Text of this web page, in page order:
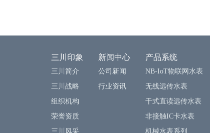
三川印象
三川简介
三川战略
组织机构
荣誉资质
三川风采
新闻中心
公司新闻
行业资讯
产品系统
NB-IoT物联网水表
无线远传水表
干式直读远传水表
非接触IC卡水表
机械水表系列